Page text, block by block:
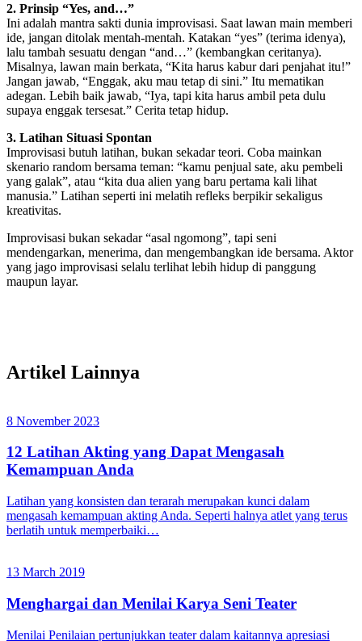
2. Prinsip “Yes, and…”
Ini adalah mantra sakti dunia improvisasi. Saat lawan main memberi
ide, jangan ditolak mentah-mentah. Katakan “yes” (terima idenya),
lalu tambah sesuatu dengan “and…” (kembangkan ceritanya).
Misalnya, lawan main berkata, “Kita harus kabur dari penjahat itu!”
Jangan jawab, “Enggak, aku mau tetap di sini.” Itu mematikan
adegan. Lebih baik jawab, “Iya, tapi kita harus ambil peta dulu
supaya enggak tersesat.” Cerita tetap hidup.
3. Latihan Situasi Spontan
Improvisasi butuh latihan, bukan sekadar teori. Coba mainkan
skenario random bersama teman: “kamu penjual sate, aku pembeli
yang galak”, atau “kita dua alien yang baru pertama kali lihat
manusia.” Latihan seperti ini melatih refleks berpikir sekaligus
kreativitas.
Improvisasi bukan sekadar “asal ngomong”, tapi seni
mendengarkan, menerima, dan mengembangkan ide bersama. Aktor
yang jago improvisasi selalu terlihat lebih hidup di panggung
maupun layar.
Artikel Lainnya
8 November 2023
12 Latihan Akting yang Dapat Mengasah
Kemampuan Anda
Latihan yang konsisten dan terarah merupakan kunci dalam
mengasah kemampuan akting Anda. Seperti halnya atlet yang terus
berlatih untuk memperbaiki…
13 March 2019
Menghargai dan Menilai Karya Seni Teater
Menilai Penilaian pertunjukkan teater dalam kaitannya apresiasi